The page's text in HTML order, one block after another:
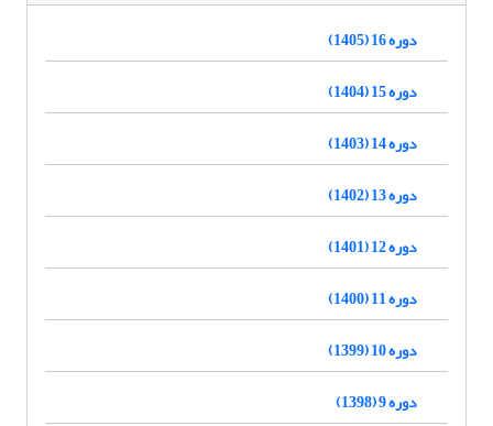
دوره 16 (1405)
دوره 15 (1404)
دوره 14 (1403)
دوره 13 (1402)
دوره 12 (1401)
دوره 11 (1400)
دوره 10 (1399)
دوره 9 (1398)